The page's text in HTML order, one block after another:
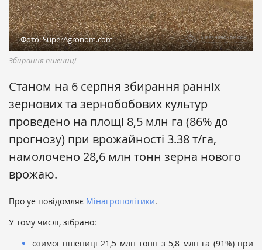
Фото: SuperAgronom.com
Збирання пшениці
Станом на 6 серпня збирання ранніх
зернових та зернобобових культур
проведено на площі 8,5 млн га (86% до
прогнозу) при врожайності 3.38 т/га,
намолочено 28,6 млн тонн зерна нового
врожаю.
Про уе повідомляє Мінагрополітики.
У тому числі, зібрано:
озимої пшениці 21,5 млн тонн з 5,8 млн га (91%) при